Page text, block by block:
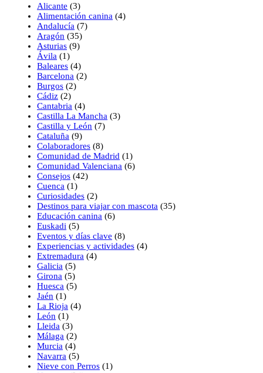
Alicante (3)
Alimentación canina (4)
Andalucía (7)
Aragón (35)
Asturias (9)
Ávila (1)
Baleares (4)
Barcelona (2)
Burgos (2)
Cádiz (2)
Cantabria (4)
Castilla La Mancha (3)
Castilla y León (7)
Cataluña (9)
Colaboradores (8)
Comunidad de Madrid (1)
Comunidad Valenciana (6)
Consejos (42)
Cuenca (1)
Curiosidades (2)
Destinos para viajar con mascota (35)
Educación canina (6)
Euskadi (5)
Eventos y días clave (8)
Experiencias y actividades (4)
Extremadura (4)
Galicia (5)
Girona (5)
Huesca (5)
Jaén (1)
La Rioja (4)
León (1)
Lleida (3)
Málaga (2)
Murcia (4)
Navarra (5)
Nieve con Perros (1)